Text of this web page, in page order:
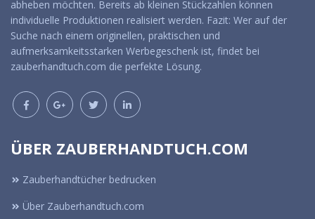
abheben möchten. Bereits ab kleinen Stückzahlen können
individuelle Produktionen realisiert werden. Fazit: Wer auf der
Suche nach einem originellen, praktischen und
aufmerksamkeitsstarken Werbegeschenk ist, findet bei
zauberhandtuch.com die perfekte Lösung.
ÜBER ZAUBERHANDTUCH.COM
Zauberhandtücher bedrucken
Über Zauberhandtuch.com